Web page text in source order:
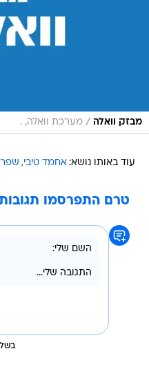
מבזק וואלה / מערכת וואלה, .
עוד באותו נושא: אחמד טיבי
טרם התפרסמו